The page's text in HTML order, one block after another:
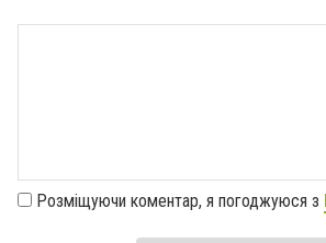
Розміщуючи коментар, я погоджуюся з